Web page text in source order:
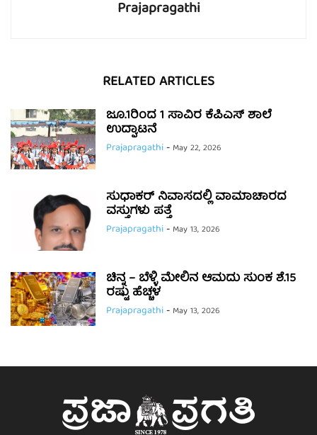
Prajapragathi
RELATED ARTICLES
ಜೂ.1ರಿಂದ 1 ಸಾವಿರ ಕೆಪಿಎಸ್ ಶಾಲೆ
ಉದ್ಘಾಟನೆ
Prajapragathi- May 22, 2026
ಸುಧಾಕರ್ ನಿವಾಸದಲ್ಲಿ ವಾಮಾಚಾರದ
ವಸ್ತುಗಳು ಪತ್ತೆ
Prajapragathi- May 13, 2026
ಚಿನ್ನ – ಬೆಳ್ಳಿ ಮೇಲಿನ ಆಮದು ಸುಂಕ ಶೆ.15
ರಷ್ಟು ಹೆಚ್ಚಳ
Prajapragathi- May 13, 2026